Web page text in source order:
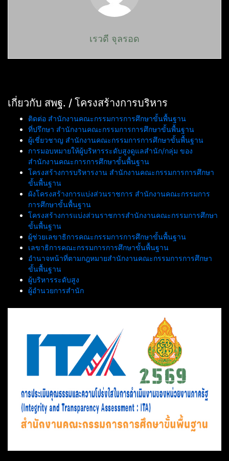
เรวดี จุลรอด
เกี่ยวกับ สพฐ. / โครงสร้างการบริหาร
ติดต่อ สำนักงานคณะกรรมการการศึกษาขั้นพื้นฐาน
ที่ปรึกษา สำนักงานคณะกรรมการการศึกษาขั้นพื้นฐาน
ผู้เชี่ยวชาญ สำนักงานคณะกรรมการการศึกษาขั้นพื้นฐาน
การมอบหมายให้ผู้บริหารระดับสูงดูแลสำนัก/กลุ่ม ของ
สำนักงานคณะการการศึกษาขั้นพื้นฐาน
โครงสร้างการบริหารงาน สำนักงานคณะกรรมการการศึกษา
ขั้นพื้นฐาน
ผังโครงสร้างการแบ่งส่วนราชการ สำนักงานคณะกรรมการ
การศึกษาขั้นพื้นฐาน
โครงสร้างการแบ่งส่วนราชการสำนักงานคณะกรรมการศึกษา
ขั้นพื้นฐาน
ผู้ช่วยเลขาธิการคณะกรรมการการศึกษาขั้นพื้นฐาน
เลขาธิการคณะกรรมการการศึกษาขั้นพื้นฐาน
อำนาจหน้าที่ตามกฎหมายสำนักงานคณะกรรมการการศึกษา
ขั้นพื้นฐาน
ผู้บริหารระดับสูง
ผู้อำนวยการสำนัก